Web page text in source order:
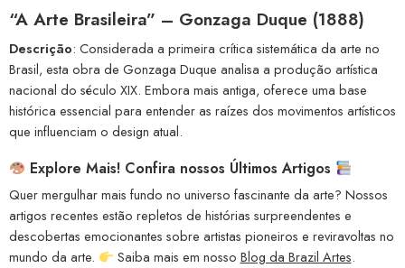
“A Arte Brasileira” – Gonzaga Duque (1888)
Descrição: Considerada a primeira crítica sistemática da arte no
Brasil, esta obra de Gonzaga Duque analisa a produção artística
nacional do século XIX. Embora mais antiga, oferece uma base
histórica essencial para entender as raízes dos movimentos artísticos
que influenciam o design atual.
Explore Mais! Confira nossos Últimos Artigos
Quer mergulhar mais fundo no universo fascinante da arte? Nossos
artigos recentes estão repletos de histórias surpreendentes e
descobertas emocionantes sobre artistas pioneiros e reviravoltas no
mundo da arte.
Saiba mais em nosso Blog da Brazil Artes.